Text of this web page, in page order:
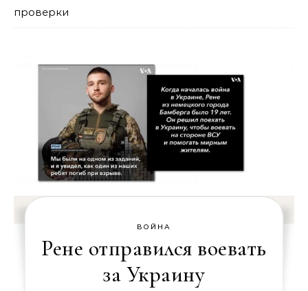
проверки
ВОЙНА
Рене отправился воевать
за Украину